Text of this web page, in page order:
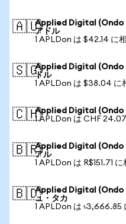
🇦🇺Applied Digital (Ondo
アドル
1 APLDon は $42.14 に
🇸🇬Applied Digital (Ondo
ドル
1 APLDon は $38.04 に
🇨🇭Applied Digital (Ondo
1 APLDon は CHF
🇧🇷Applied Digital (Ondo
アル
1 APLDon は R$151.71 に
🇧🇩Applied Digital (Ondo
ュ・タカ
1 APLDon は ৳3,666.85